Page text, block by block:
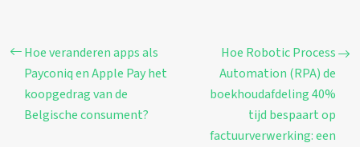
Hoe veranderen apps als
Payconiq en Apple Pay het
koopgedrag van de
Belgische consument?
Hoe Robotic Process
Automation (RPA) de
boekhoudafdeling 40%
tijd bespaart op
factuurverwerking: een